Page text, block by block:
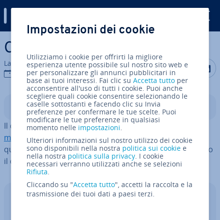
Vai al contenuto prin­ci­pa­le
Che cos’è il deep learning?
La redazione di IONOS
26 mag 2025
Condividi
Indice
Il deep learning è una branca dell’ ap­pren­di­men­to au­to­
ma­ti­co, che permette ai computer di elaborare grandi
quantità di dati per mezzo direti neurali, le quali imitano
il cervello umano.
Impostazioni dei cookie
Utilizziamo i cookie per offrirti la migliore
esperienza utente possibile sul nostro sito web e
per personalizzare gli annunci pubblicitari in
base ai tuoi interessi. Fai clic suAccetta tutto per
acconsentire all'uso di tutti i cookie. Puoi anche
scegliere quali cookie consentire selezionando le
caselle sottostanti e facendo clic su Invia
preferenze per confermare le tue scelte. Puoi
modificare le tue preferenze in qualsiasi
momento nelle impostazioni.
Ulteriori informazioni sul nostro utilizzo dei cookie
sono disponibili nella nostra politica sui cookie e
nella nostra politica sulla privacy. I cookie
necessari verranno utilizzati anche se selezioni
Rifiuta.
Cliccando su "Accetta tutto", accetti la raccolta e la
trasmissione dei tuoi dati a paesi terzi.